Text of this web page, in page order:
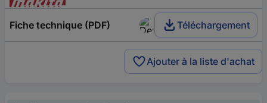
Fiche technique (PDF) Téléchargement
Ajouter à la liste d'achat